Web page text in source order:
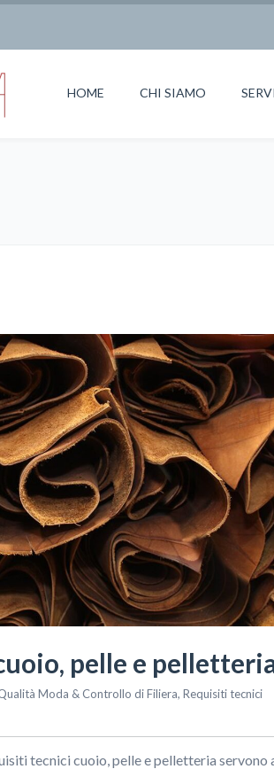
HOME CHI SIAMO
pelle e
Moda & Controllo di Filiera, Requisiti tecnici
tecnici cuoio, pelle e pelletteria servono